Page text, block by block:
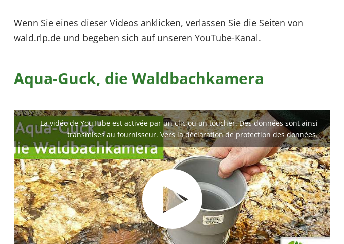
Wenn Sie eines dieser Videos anklicken, verlassen Sie die Seiten von
wald.rlp.de und begeben sich auf unseren YouTube-Kanal.
Aqua-Guck, die Waldbachkamera
La vidéo de YouTube est activée par un clic ou un toucher. Des données sont ainsi
transmises au fournisseur. Vers la déclaration de protection des données.